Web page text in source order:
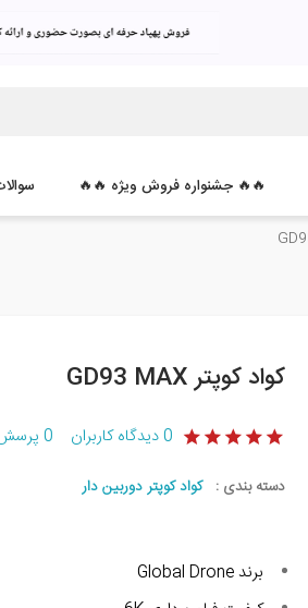
🔥🔥 جشنواره فروش ویژه 🔥🔥
کواد کوپتر GD93 MAX
0دیدگاه کاربران 0
دسته بندی : کواد کوپتر دوربین دار
برند Global Drone